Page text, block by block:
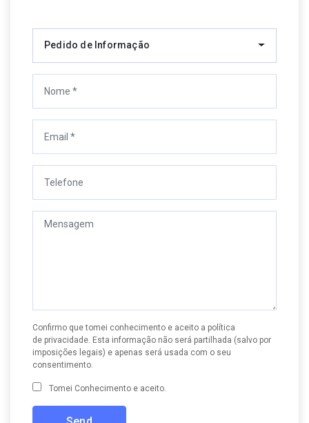
Pedido de Informação
Confirmo que tomei conhecimento e aceito a política
de privacidade . Esta informação não será partilhada (salvo por
imposições legais) e apenas será usada com o seu
consentimento.
Tomei Conhecimento e aceito.